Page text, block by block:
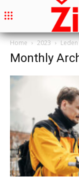
Home 2023 Leden
Monthly